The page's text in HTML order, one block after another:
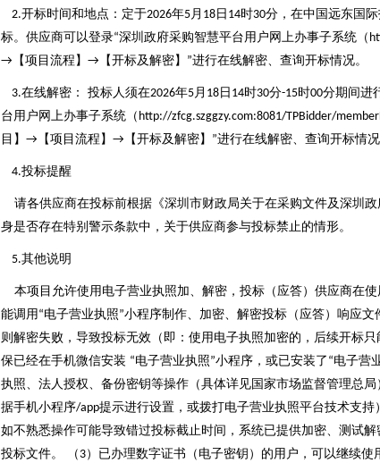
2.开标时间和地点：定于2026年5月 18 日 14时30分，在中国远东国
标。供应商可以登录“深圳政府采购智慧平台用户网上办事子系统（
→ 【项目流程】 → 【开标及解密】 ”进行在线解密、查询开标情况。
3.在线解密： 投标人须在2026年5月 18 日 14时30分-15时00分期间进
台用户网上办事子系统（ http://zfcg.szggzy.com:8081/TPBidder/
目】 → 【项目流程】 → 【开标及解密】 ”进行在线解密、查询开标情况
4.投标提醒
请各供应商在投标前根据《深圳市财政局关于在采购文件及深圳
身是否存在特别警示条款中，关于供应商参与投标禁止的情形。
5.其他说明
本项目允许使用电子营业执照加、解密，投标（应答）供应商在使
能调用 “电子营业执照”小程序制作、加密、解密投标（应答）响应
则解密失败，导致投标无效（即：使用电子执照加密的，后续开标
保已经在手机微信安装 “电子营业执照”小程序，或已安装了 “电子营
执照、法人授权、备份密钥等操作（具体详见国家市场监督管理总
据手机小程序/app提示进行设置，或拨打电子营业执照平台技术支持
如不熟悉操作可能导致错过投标截止时间，系统已提供加密、测试
投标文件。 （ 3）已办理数字证书（电子密钥）的用户，可以继续